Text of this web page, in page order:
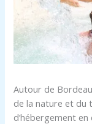
Autour de
de la nature et du
d’hébergement